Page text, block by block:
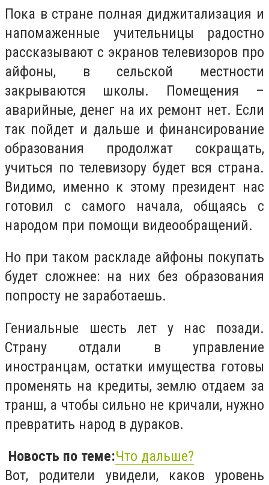
Пока в стране полная диджитализация и
напомаженные учительницы радостно
рассказывают с экранов телевизоров про
айфоны, в сельской местности
закрываются школы. Помещения –
аварийные, денег на их ремонт нет. Если
так пойдет и дальше и финансирование
образования продолжат сокращать,
учиться по телевизору будет вся страна.
Видимо, именно к этому президент нас
готовил с самого начала, общаясь с
народом при помощи видеообращений.
Но при таком раскладе айфоны покупать
будет сложнее: на них без образования
попросту не заработаешь.
Гениальные шесть лет у нас позади.
Страну отдали в управление
иностранцам, остатки имущества готовы
променять на кредиты, землю отдаем за
транш, а чтобы сильно не кричали, нужно
превратить народ в дураков.
Новость по теме:Что дальше?
Вот, родители увидели, каков уровень